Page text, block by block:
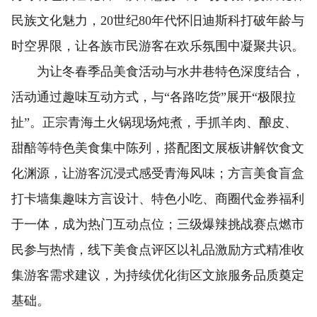
民族文化魅力，20世纪80年代怀旧迪斯科打破年龄与
时空界限，让各族市民游客在欢乐氛围中凝聚共识。
为让冬春季品美食活动与水井巷特色深度结合，
活动通过趣味互动方式，与“各路吃货”展开“极限拉
扯”。正宗青海土火锅现场炖煮，手抓羊肉、酿皮、
甜醅等特色美食集中陈列，搭配图文展板讲解饮食文
化渊源，让游客沉浸式感受青海风味；方言美食盲盒
打卡墙集趣味方言设计、特色小吃、商圈代金券福利
于一体，成为热门互动点位；三级爆辣挑战赛点燃市
民参与热情，线下美食点评区以礼品激励方式精准收
集游客需求建议，为持续优化街区文旅服务品质奠定
基础。